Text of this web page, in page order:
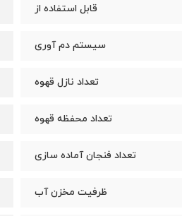
قابل استفاده از
سیستم دم آوری
تعداد نازل قهوه
تعداد محفظه قهوه
تعداد فنجان آماده سازی
ظرفیت مخزن آب